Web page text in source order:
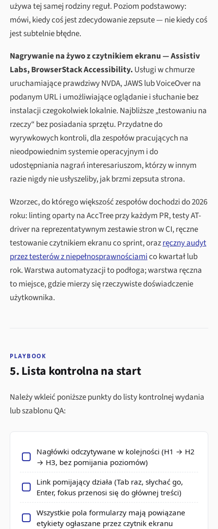
używa tej samej rodziny reguł. Poziom podstawowy:
mówi, kiedy coś jest zdecydowanie zepsute — nie kiedy coś
jest subtelnie błędne.
Nagrywanie na żywo z czytnikiem ekranu — Assistiv
Labs, BrowserStack Accessibility. Usługi w chmurze
uruchamiające prawdziwy NVDA, JAWS lub VoiceOver na
podanym URL i umożliwiające oglądanie i słuchanie bez
instalacji czegokolwiek lokalnie. Najbliższe „testowaniu na
rzeczy“ bez posiadania sprzętu. Przydatne do
wyrywkowych kontroli, dla zespołów pracujących na
nieodpowiednim systemie operacyjnym i do
udostępniania nagrań interesariuszom, którzy w innym
razie nigdy nie usłyszeliby, jak brzmi zepsuta strona.
Wzorzec, do którego większość zespołów dochodzi do 2026
roku: linting oparty na AccTree przy każdym PR, testy AT-
driver na reprezentatywnym zestawie stron w CI, ręczne
testowanie czytnikiem ekranu co sprint, orazręczny audyt
przez testerów z niepełnosprawnościamico kwartał lub
rok. Warstwa automatyzacji to podłoga; warstwa ręczna
to miejsce, gdzie mierzy się rzeczywiste doświadczenie
użytkownika.
PLAYBOOK
5. Lista kontrolna na start
Należy wkleić poniższe punkty do listy kontrolnej wydania
lub szablonu QA:
Nagłówki odczytywane w kolejności (H1 → H2
→ H3, bez pomijania poziomów)
Link pomijający działa (Tab raz, słychać go,
Enter, fokus przenosi się do głównej treści)
Wszystkie pola formularzy mają powiązane
etykiety ogłaszane przez czytnik ekranu